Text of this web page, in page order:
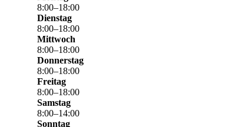
8:00–18:00
Dienstag
8:00–18:00
Mittwoch
8:00–18:00
Donnerstag
8:00–18:00
Freitag
8:00–18:00
Samstag
8:00–14:00
Sonntag